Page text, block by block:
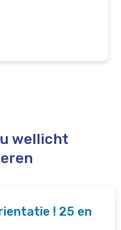
wellicht
! 25 en